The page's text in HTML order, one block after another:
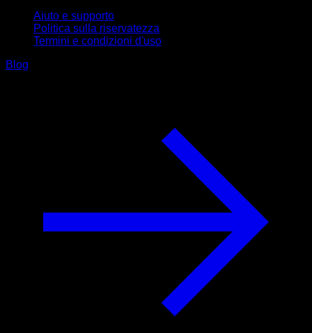
Aiuto e supporto
Politica sulla riservatezza
Termini e condizioni d'uso
Blog